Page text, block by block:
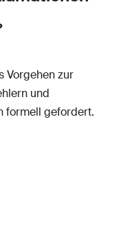
Vorgehen zur
und
formell gefordert.